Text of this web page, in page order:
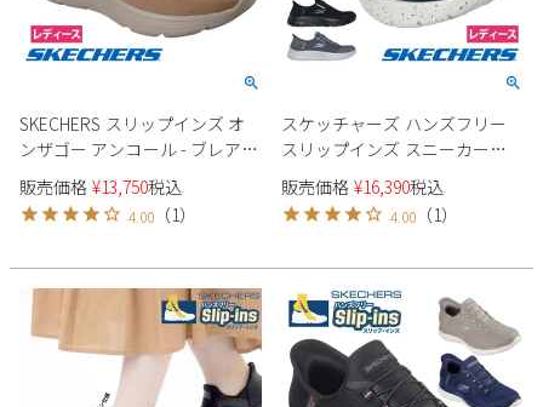
SKECHERS スリップインズ オ
ンザゴー アンコール - ブレア
144853 レディース ブーツ
販売価格 ¥13,750税込
4.00 （1）
スケッチャーズ ハンズフリー
スリップインズ スニーカー
124846W レディース SKECHERS
GOWALKFLE ローカット 防水
4E
販売価格 ¥16,390税込
4.00 （1）